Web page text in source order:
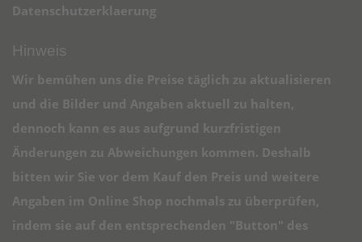
Datenschutzerklaerung
Hinweis
Wir bemühen uns die Preise täglich zu aktualisieren
und die Bilder und Angaben aktuell zu halten,
dennoch kann es aus aufgrund kurzfristigen
Änderungen zu Abweichungen kommen. Deshalb
bitten wir Sie vor dem Kauf den Preis und weitere
Angaben im Online Shop nochmals zu überprüfen,
indem sie auf den entsprechenden "Button" des